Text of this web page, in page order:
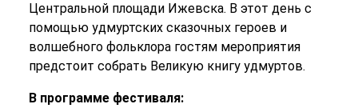
Центральной площади Ижевска. В этот день с
помощью удмуртских сказочных героев и
волшебного фольклора гостям мероприятия
предстоит собрать Великую книгу удмуртов.
В программе фестиваля: